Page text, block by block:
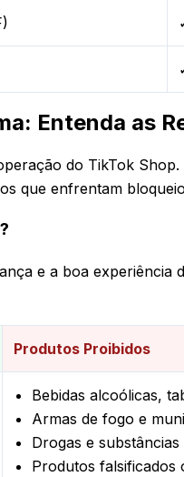
Entenda as
do TikTok
que enfrentam
e a boa experiência
Produtos Proibidos
Bebidas alcoólicas,
Armas de fogo e
Drogas e substâncias
Produtos falsificados